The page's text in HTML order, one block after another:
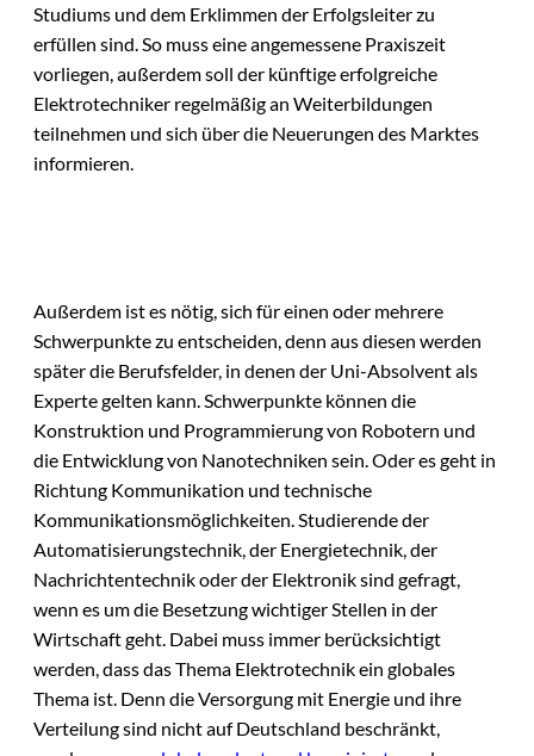
Studiums und dem Erklimmen der Erfolgsleiter zu
erfüllen sind. So muss eine angemessene Praxiszeit
vorliegen, außerdem soll der künftige erfolgreiche
Elektrotechniker regelmäßig an Weiterbildungen
teilnehmen und sich über die Neuerungen des Marktes
informieren.
Außerdem ist es nötig, sich für einen oder mehrere
Schwerpunkte zu entscheiden, denn aus diesen werden
später die Berufsfelder, in denen der Uni-Absolvent als
Experte gelten kann. Schwerpunkte können die
Konstruktion und Programmierung von Robotern und
die Entwicklung von Nanotechniken sein. Oder es geht in
Richtung Kommunikation und technische
Kommunikationsmöglichkeiten. Studierende der
Automatisierungstechnik, der Energietechnik, der
Nachrichtentechnik oder der Elektronik sind gefragt,
wenn es um die Besetzung wichtiger Stellen in der
Wirtschaft geht. Dabei muss immer berücksichtigt
werden, dass das Thema Elektrotechnik ein globales
Thema ist. Denn die Versorgung mit Energie und ihre
Verteilung sind nicht auf Deutschland beschränkt,